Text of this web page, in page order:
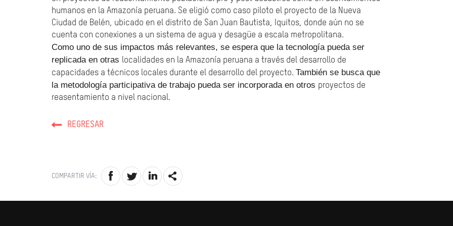
humanos en la Amazonía peruana. Se eligió como caso piloto el proyecto de la Nueva
Ciudad de Belén, ubicado en el distrito de San Juan Bautista, Iquitos, donde aún no se
cuenta con conexiones a un sistema de agua y desagüe a escala metropolitana.
Como uno de sus impactos más relevantes, se espera que la tecnología pueda ser
replicada en otras localidades en la Amazonía peruana a través del desarrollo de
capacidades a técnicos locales durante el desarrollo del proyecto. También se busca que
la metodología participativa de trabajo pueda ser incorporada en otros proyectos de
reasentamiento a nivel nacional.
REGRESAR
COMPARTIR VÍA: